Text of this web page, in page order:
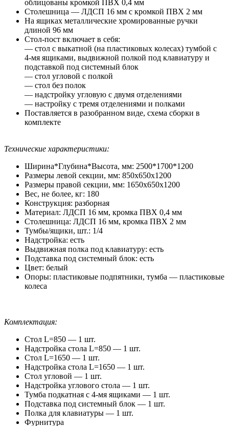
облицованы кромкой ПВХ 0,4 мм
Столешница — ЛДСП 16 мм с кромкой ПВХ 2 мм
На ящиках металлические хромированные ручки
длиной 96 мм
Стол-пост включает в себя:
— стол с выкатной (на пластиковых колесах) тумбой с
4-мя ящиками, выдвижной полкой под клавиатуру и
подставкой под системный блок
— стол угловой с полкой
— стол без полок
— надстройку угловую с двумя отделениями
— настройку с тремя отделениями и полками
Поставляется в разобранном виде, схема сборки в
комплекте
Технические характеристики:
Ширина*Глубина*Высота, мм: 2500*1700*1200
Размеры левой секции, мм: 850x650x1200
Размеры правой секции, мм: 1650x650x1200
Вес, не более, кг: 180
Конструкция: разборная
Материал: ЛДСП 16 мм, кромка ПВХ 0,4 мм
Столешница: ЛДСП 16 мм, кромка ПВХ 2 мм
Тумбы/ящики, шт.: 1/4
Надстройка: есть
Выдвижная полка под клавиатуру: есть
Подставка под системный блок: есть
Цвет: белый
Опоры: пластиковые подпятники, тумба — пластиковые
колеса
Комплектация:
Стол L=850 — 1 шт.
Надстройка стола L=850 — 1 шт.
Стол L=1650 — 1 шт.
Надстройка стола L=1650 — 1 шт.
Стол угловой — 1 шт.
Надстройка углового стола — 1 шт.
Тумба подкатная с 4-мя ящиками — 1 шт.
Подставка под системный блок — 1 шт.
Полка для клавиатуры — 1 шт.
Фурнитура